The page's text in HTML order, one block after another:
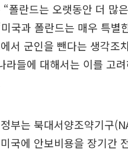
“폴란드는 오랫동안 더 많
국과 폴란드는 매우 특별
서 군인을 뺀다는 생각조
라들에 대해서는 이를 고
부는 북대서양조약기구
국에 안보비용을 장기간